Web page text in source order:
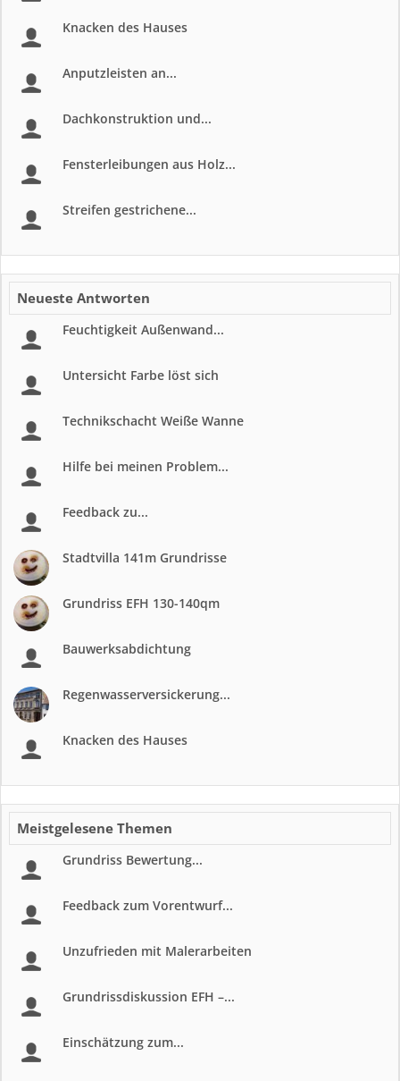
Knacken des Hauses
Anputzleisten an...
Dachkonstruktion und...
Fensterleibungen aus Holz...
Streifen gestrichene...
Neueste Antworten
Feuchtigkeit Außenwand...
Untersicht Farbe löst sich
Technikschacht Weiße Wanne
Hilfe bei meinen Problem...
Feedback zu...
Stadtvilla 141m Grundrisse
Grundriss EFH 130-140qm
Bauwerksabdichtung
Regenwasserversickerung...
Knacken des Hauses
Meistgelesene Themen
Grundriss Bewertung...
Feedback zum Vorentwurf...
Unzufrieden mit Malerarbeiten
Grundrissdiskussion EFH –...
Einschätzung zum...